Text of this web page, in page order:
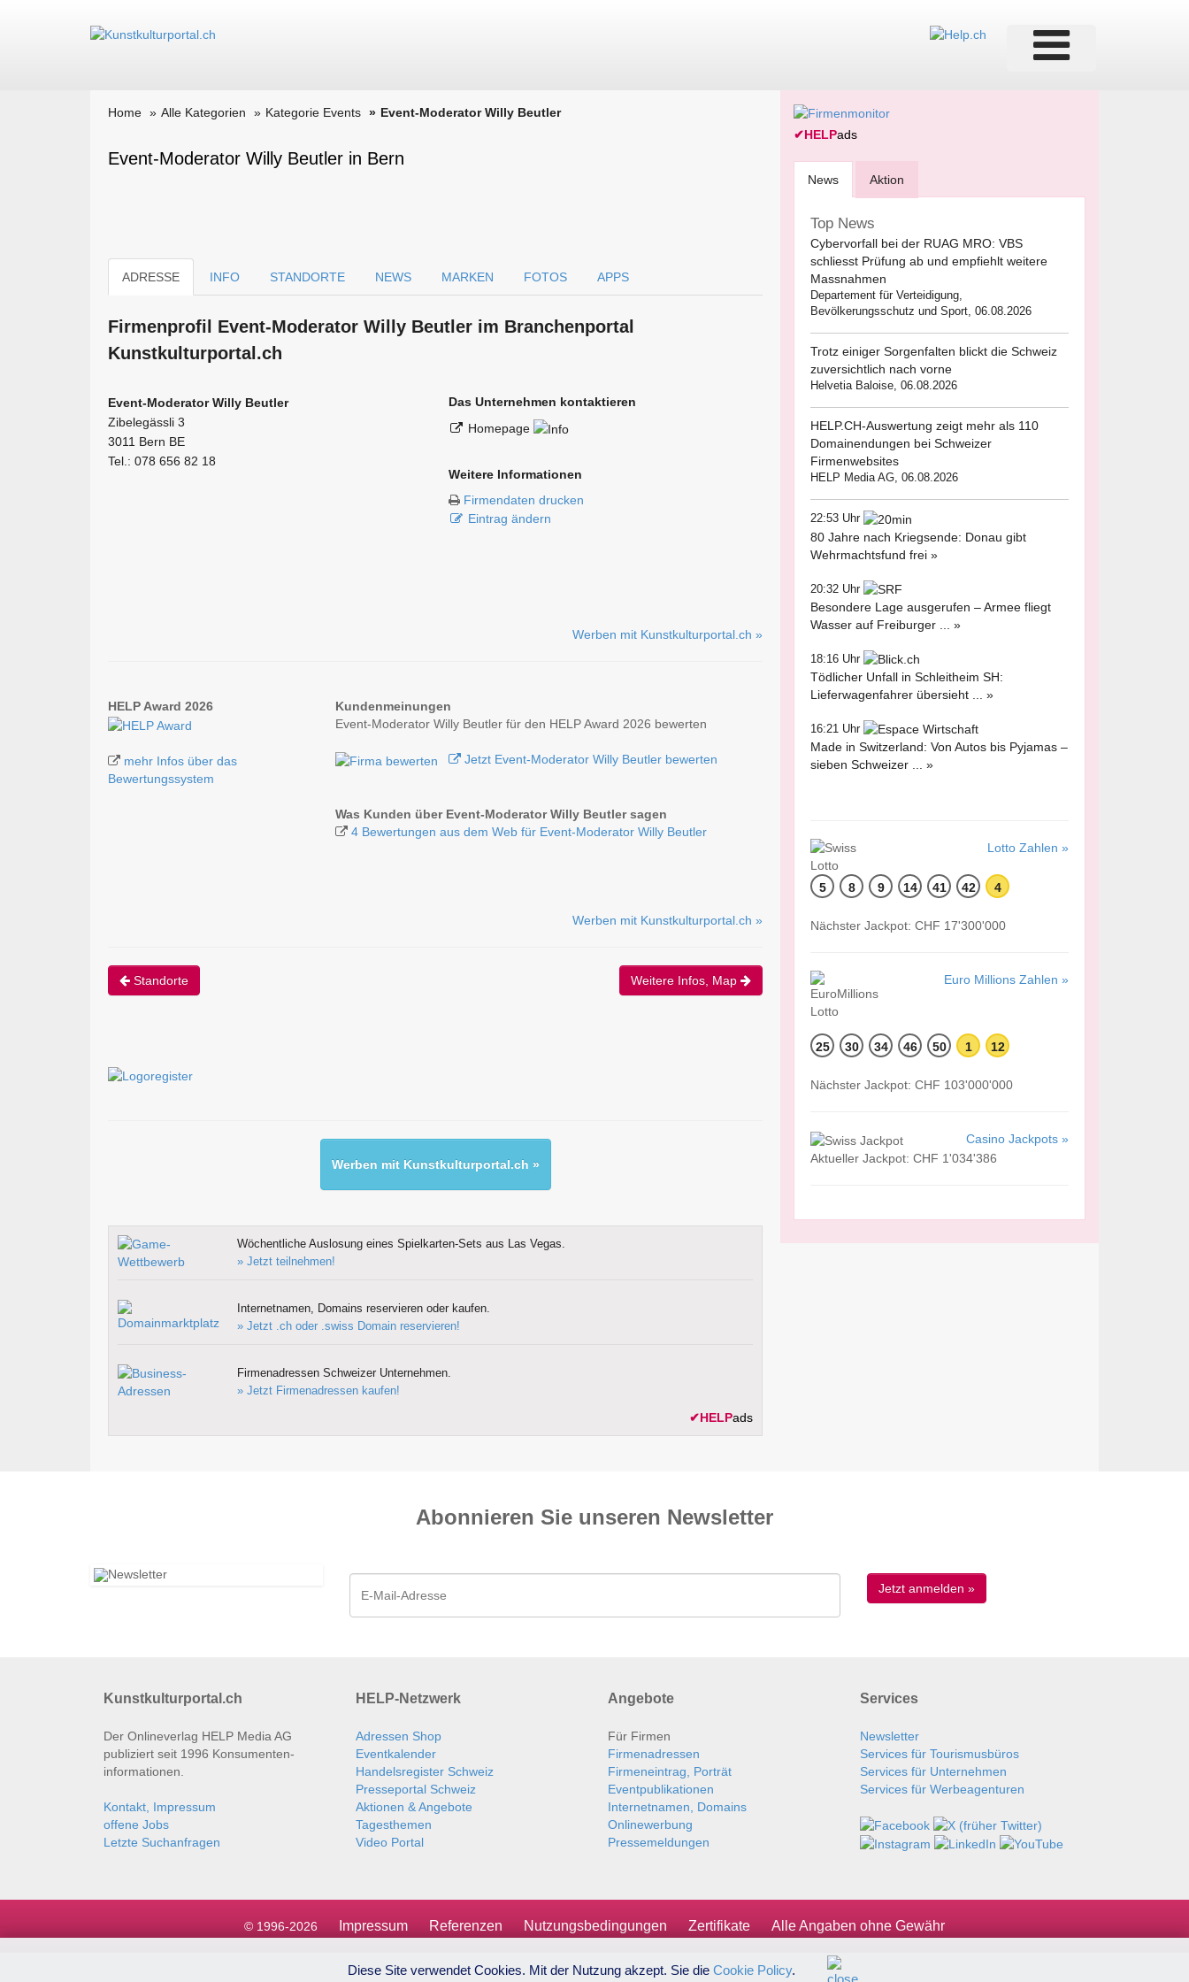
Home Alle Kategorien Kategorie Events Event-Moderator Willy Beutler
Event-Moderator Willy Beutler in Bern
ADRESSE INFO STANDORTE NEWS MARKEN FOTOS APPS
Firmen­profil Event-Moderator Willy Beutler im Branchen­portal
Kunstkulturportal.ch
Event-Moderator Willy Beutler
Zibelegässli 3
3011 Bern BE
Tel.: 078 656 82 18
Das Unternehmen kontaktieren
Homepage
Weitere Informationen
Firmendaten drucken
Eintrag ändern
Werben mit Kunstkulturportal.ch »
HELP Award 2026
mehr Infos über das
Bewertungssystem
Kundenmeinungen
Event-Moderator Willy Beutler für den HELP Award 2026 bewerten
Jetzt Event-Moderator Willy Beutler bewerten
Was Kunden über Event-Moderator Willy Beutler sagen
4 Bewertungen aus dem Web für Event-Moderator Willy Beutler
Werben mit Kunstkulturportal.ch »
Standorte Weitere Infos, Map
Werben mit Kunstkulturportal.ch »
Wöchentliche Auslosung eines Spielkarten-Sets aus Las Vegas.
» Jetzt teilnehmen!
Internetnamen, Domains reservieren oder kaufen.
» Jetzt .ch oder .swiss Domain reservieren!
Firmenadressen Schweizer Unternehmen.
» Jetzt Firmenadressen kaufen!
✔HELPads
✔HELPads
News Aktion
Top News
Cybervorfall bei der RUAG MRO: VBS
schliesst Prüfung ab und empfiehlt weitere
Massnahmen
Departement für Verteidigung,
Bevölkerungsschutz und Sport, 06.08.2026
Trotz einiger Sorgenfalten blickt die Schweiz
zuversichtlich nach vorne
Helvetia Baloise, 06.08.2026
HELP.CH-Auswertung zeigt mehr als 110
Domainendungen bei Schweizer
Firmenwebsites
HELP Media AG, 06.08.2026
22:53 Uhr
80 Jahre nach Kriegsende: Donau gibt
Wehrmachtsfund frei »
20:32 Uhr
Besondere Lage ausgerufen – Armee fliegt
Wasser auf Freiburger ... »
18:16 Uhr
Tödlicher Unfall in Schleitheim SH:
Lieferwagenfahrer übersieht ... »
16:21 Uhr
Made in Switzerland: Von Autos bis Pyjamas –
sieben Schweizer ... »
Lotto Zahlen »
5 8 9 14 41 42 4
Nächster Jackpot: CHF 17'300'000
Euro Millions Zahlen »
25 30 34 46 50 1 12
Nächster Jackpot: CHF 103'000'000
Casino Jackpots »
Aktueller Jackpot: CHF 1'034'386
Abonnieren Sie unseren News­letter
Kunstkulturportal.ch
Der Onlineverlag HELP Media AG
publiziert seit 1996 Konsumenten­
informationen.
Kontakt, Impressum
offene Jobs
Letzte Suchanfragen
HELP-Netzwerk
Adressen Shop
Eventkalender
Handelsregister Schweiz
Presseportal Schweiz
Aktionen & Angebote
Tagesthemen
Video Portal
Angebote
Für Firmen
Firmenadressen
Firmeneintrag, Porträt
Eventpublikationen
Internetnamen, Domains
Onlinewerbung
Pressemeldungen
Services
Newsletter
Services für Tourismusbüros
Services für Unternehmen
Services für Werbeagenturen
© 1996-2026 Impressum Referenzen Nutzungsbedingungen Zertifikate Alle Angaben ohne Gewähr
Diese Site verwendet Cookies. Mit der Nutzung akzept. Sie die Cookie Policy.